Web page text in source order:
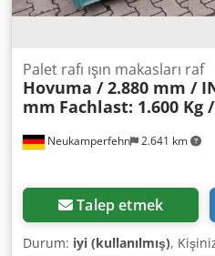
Neukamperfehn 2.641 km
Palet rafı ışın makasları raf
Hovuma / 2.880 mm /
mm Fachlast: 1.600 Kg
Talep etmek
Durum: iyi (kullanılmış),